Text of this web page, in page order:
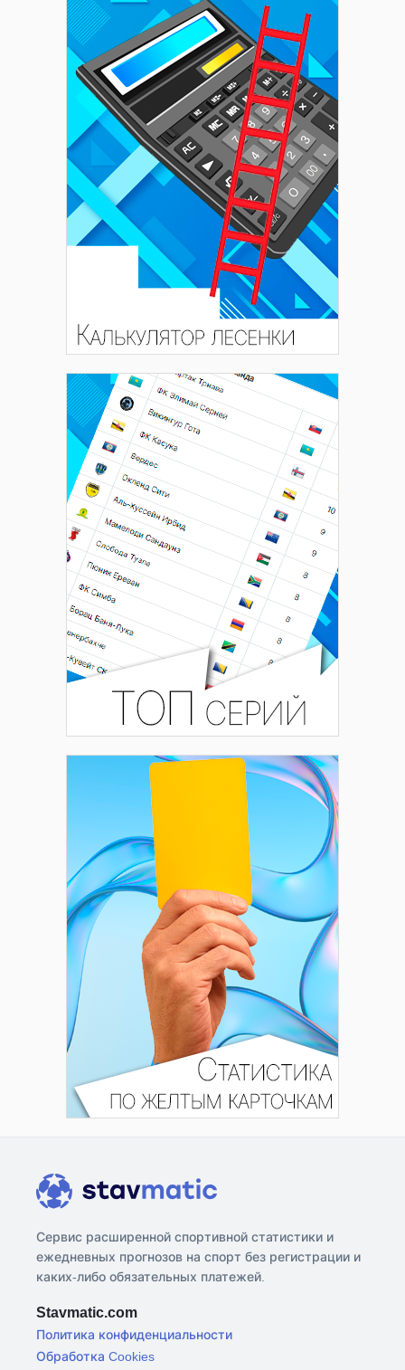
Сервис расширенной спортивной статистики и
ежедневных прогнозов на спорт без регистрации и
каких-либо обязательных платежей.
Stavmatic.com
Политика конфиденциальности
Обработка Cookies